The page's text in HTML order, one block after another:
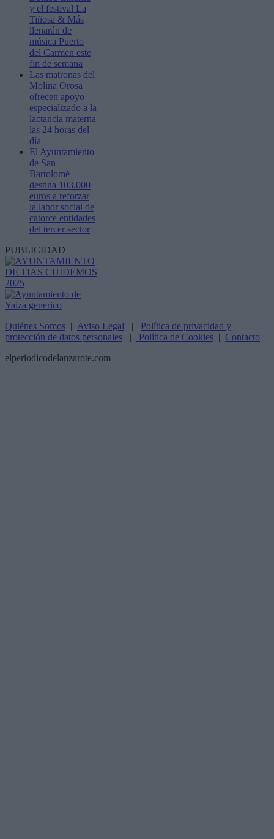
y el festival La
Tiñosa & Más
llenarán de
música Puerto
del Carmen este
fin de semana
Las matronas del
Molina Orosa
ofrecen apoyo
especializado a la
lactancia materna
las 24 horas del
día
El Ayuntamiento
de San
Bartolomé
destina 103.000
euros a reforzar
la labor social de
catorce entidades
del tercer sector
PUBLICIDAD
Quiénes Somos | Aviso Legal | Política de privacidad y
protección de datos personales | Política de Cookies | Contacto
elperiodicodelanzarote.com